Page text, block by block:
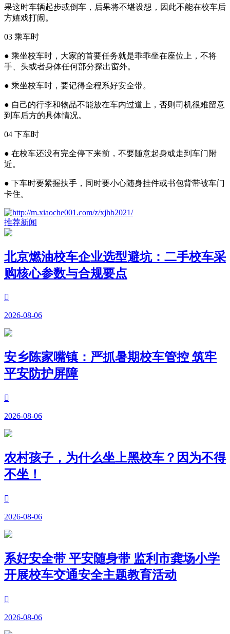
果这时车辆起步或倒车，后果将不堪设想，因此不能在校车后
方嬉戏打闹。
03 乘车时
● 乘坐校车时，大家的首要任务就是乖乖坐在座位上，不将
手、头或者身体任何部分探出窗外。
● 乘坐校车时，要记得全程系好安全带。
● 自己的行李和物品不能放在车内过道上，否则司机很难留意
到车后方的具体情况。
04 下车时
● 在校车还没有完全停下来前，不要随意起身或走到车门附
近。
● 下车时要紧握扶手，同时要小心随身挂件或书包背带被车门
卡住。
推荐新闻
北京燃油校车企业选型避坑：二手校车采
购核心参数与合规要点

2026-08-06
安乡陈家嘴镇：严抓暑期校车管控 筑牢
平安防护屏障

2026-08-06
农村孩子，为什么坐上黑校车？因为不得
不坐！

2026-08-06
系好安全带 平安随身带 监利市龚场小学
开展校车交通安全主题教育活动

2026-08-06